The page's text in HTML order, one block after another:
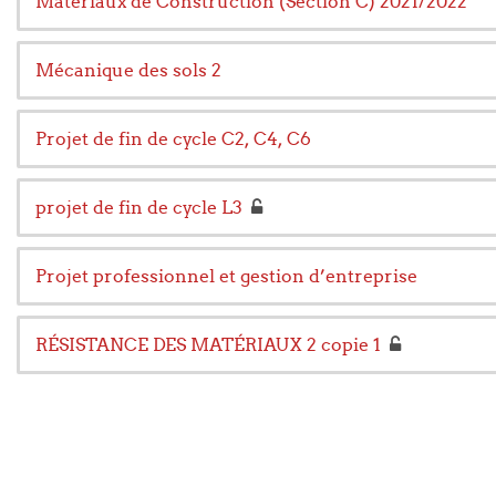
Mécanique des sols 2
Projet de fin de cycle C2, C4, C6
projet de fin de cycle L3
Projet professionnel et gestion d’entreprise
RÉSISTANCE DES MATÉRIAUX 2 copie 1